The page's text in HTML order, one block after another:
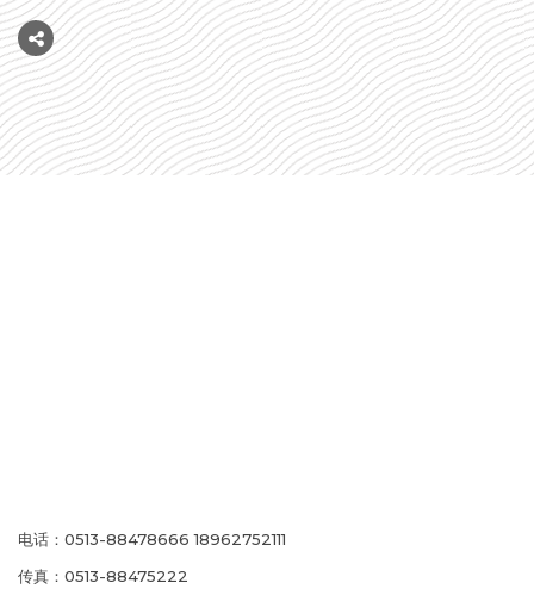
电话：0513-88478666 18962752111
传真：0513-88475222